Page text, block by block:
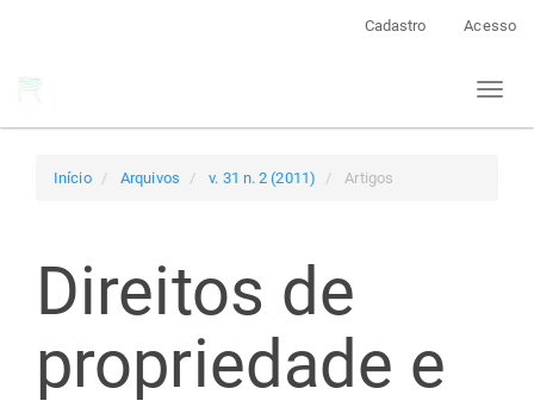
Cadastro Acesso
Toggle
Início Arquivos v. 31 n. 2 (2011) Artigos
Direitos de
propriedade e